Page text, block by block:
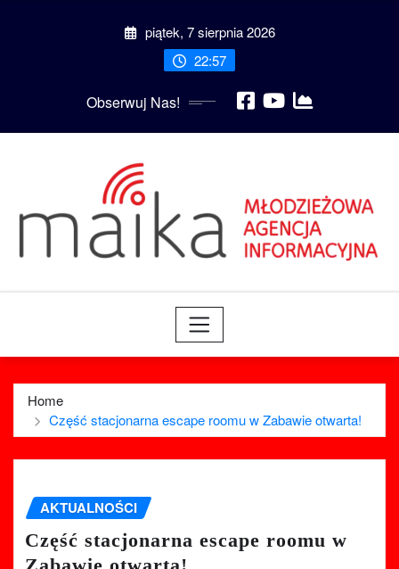
piątek, 7 sierpnia 2026
22:57
Obserwuj Nas!
Home
Część stacjonarna escape roomu w Zabawie otwarta!
AKTUALNOŚCI
Część stacjonarna escape roomu w